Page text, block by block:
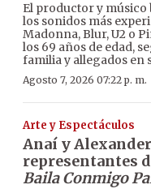
El productor y
los sonidos más
Madonna, Blur, U2 o
los 69 años de edad,
familia y allegados en
Agosto 7, 2026 07:22 p. m.
Arte y Espectáculos
Anaí y
representantes
Baila Conmigo